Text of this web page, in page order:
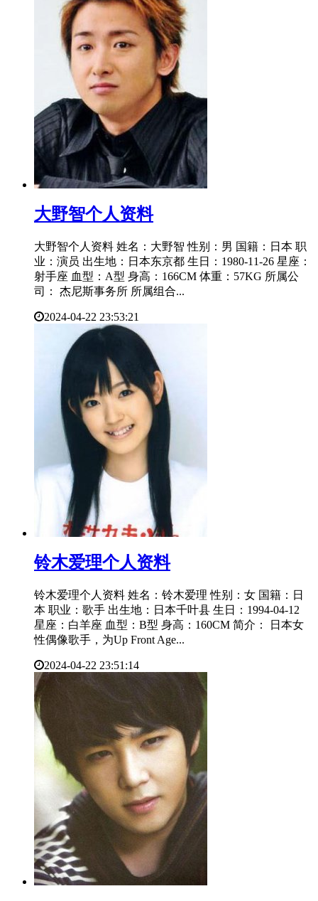
​大野智个人资料
大野智个人资料 姓名：大野智 性别：男 国籍：日本 职
业：演员 出生地：日本东京都 生日：1980-11-26 星座：
射手座 血型：A型 身高：166CM 体重：57KG 所属公
司： 杰尼斯事务所 所属组合...
2024-04-22 23:53:21
​铃木爱理个人资料
铃木爱理个人资料 姓名：铃木爱理 性别：女 国籍：日
本 职业：歌手 出生地：日本千叶县 生日：1994-04-12
星座：白羊座 血型：B型 身高：160CM 简介： 日本女
性偶像歌手，为Up Front Age...
2024-04-22 23:51:14